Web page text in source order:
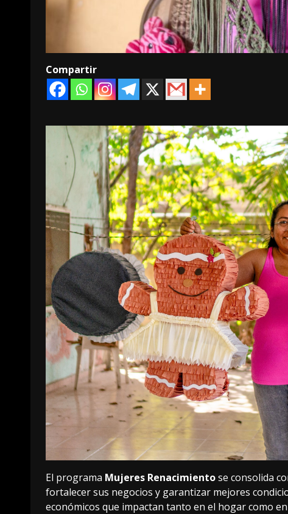
Compartir
El programa Mujeres Renacimientose consolida
fortalecer sus negocios y garantizar mejores
económicos que impactan tanto en el hogar como